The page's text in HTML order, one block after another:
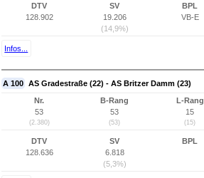
DTV
128.902
SV
19.206
(14,9%)
BPL
VB-E
Infos...
A 100 AS Gradestraße (22) - AS Britzer Damm (23)
Nr.
53
(2.380)
B-Rang
53
(53)
L-Rang
15
(15)
DTV
128.636
SV
6.818
(5,3%)
BPL